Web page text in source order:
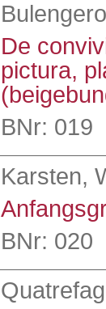
De
pictura,
BNr: 019
Karsten,
BNr: 020